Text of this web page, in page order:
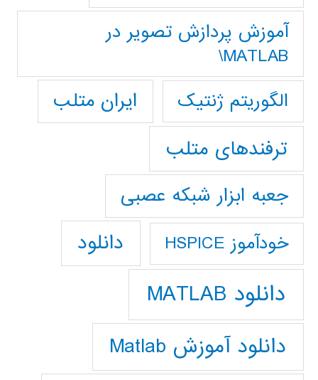
آموزش پردازش تصوير در
MATLAB\
الگوریتم ژنتیک
ایران متلب
ترفندهای متلب
جعبه ابزار شبکه عصبی
خودآموز HSPICE دانلود
دانلود MATLAB
دانلود آموزش Matlab